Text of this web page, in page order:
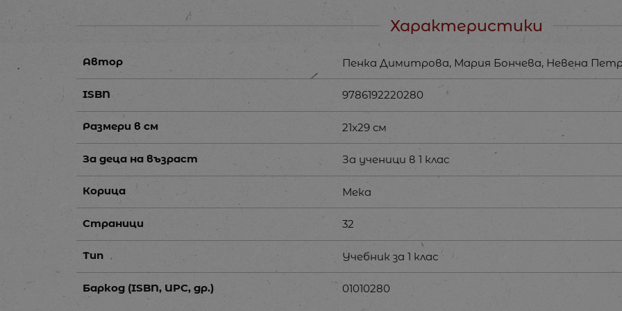
Характеристики
Автор Пенка Димитрова, Мария Бончева, Невена
ISBN 9786192220280
Размери в см 21x29 см
За деца на възраст За ученици в 1 клас
Корица Мека
Страници 32
Тип Учебник за 1 клас
Баркод (ISBN, UPC, др.) 01010280